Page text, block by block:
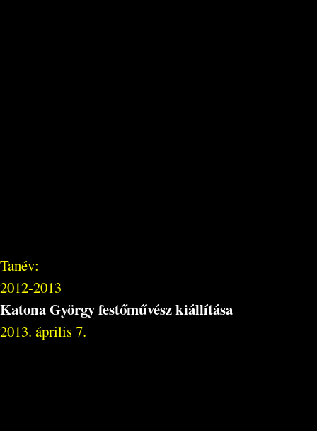
Tanév:
2012-2013
Katona György festőművész kiállítása
2013. április 7.